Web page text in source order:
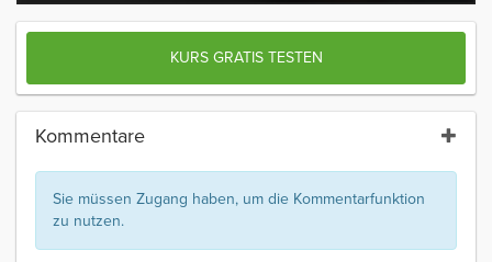
KURS GRATIS TESTEN
Kommentare
Sie müssen Zugang haben, um die Kommentarfunktion
zu nutzen.